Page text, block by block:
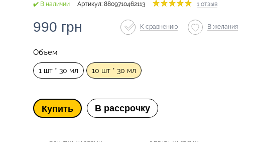
✔️ В наличии Артикул: 8809710462113 1 отзыв
990 грн К сравнению В желания
Объем
1 шт * 30 мл 10 шт * 30 мл
Купить В рассрочку